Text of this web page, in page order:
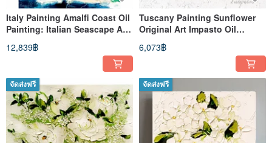
Italy Painting Amalfi Coast Oil
Painting: Italian Seascape Art
16x20 Italy
12,839฿
Tuscany Painting Sunflower
Original Art Impasto Oil
Painting Landscape 10 x 10
6,073฿
จัดส่งฟรี จัดส่งฟรี